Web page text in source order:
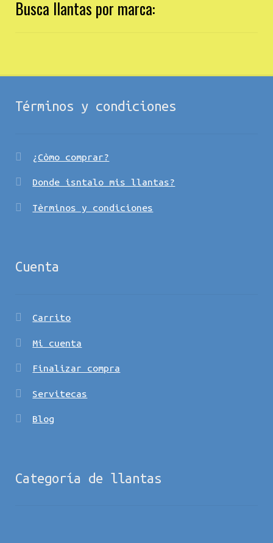
Busca llantas por marca:
Términos y condiciones
¿Còmo comprar?
Donde isntalo mis llantas?
Tèrminos y condiciones
Cuenta
Carrito
Mi cuenta
Finalizar compra
Servitecas
Blog
Categoría de llantas